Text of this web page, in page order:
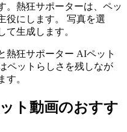
。熱狂サポーターは、ペッ
役にします。 写真を選
て生成します。
熱狂サポーター AIペット
ペットらしさを残しなが
す。
ト動画のおすす